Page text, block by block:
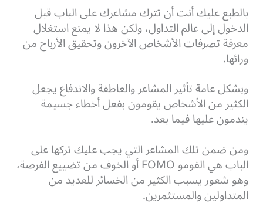
بالطبع عليك أنت أن تترك مشاعرك على الباب قبل
الدخول إلى عالم التداول، ولكن هذا لا يمنع استغلال
معرفة تصرفات الأشخاص الآخرون وتحقيق الأرباح من
ورائها.
وبشكل عامة تأثير المشاعر والعاطفة والاندفاع يجعل
الكثير من الأشخاص يقومون بفعل أخطاء جسيمة
يندمون عليها فيما بعد.
ومن ضمن تلك المشاعر التي يجب عليك تركها على
الباب هي الفومو FOMO أو الخوف من تضييع الفرصة،
وهو شعور يسبب الكثير من الخسائر للعديد من
المتداولين والمستثمرين.